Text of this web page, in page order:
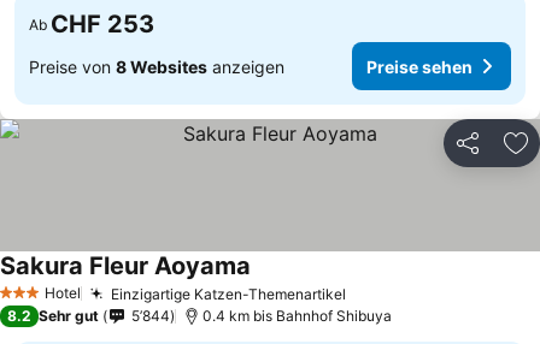
Ab CHF 253
Preise von 8 Websites anzeigen Preise sehen
Teilen
3 SterneHotel Einzigartige Katzen-Themenartikel
Sakura Fleur Aoyama
8.2 Sehr gut 5’844 0.4 km bis Bahnhof Shibuya